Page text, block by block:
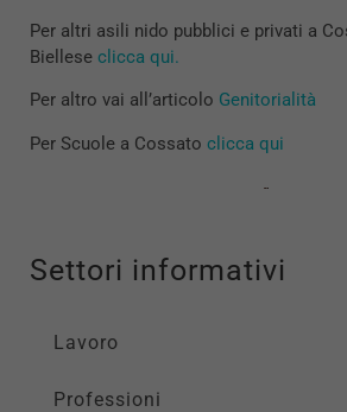
Per altri asili nido pubblici e privati a
Biellese clicca qui.
Per altro vai all’articolo Genitorialità
Per Scuole a Cossato clicca qui
Settori informativi
Lavoro
Professioni